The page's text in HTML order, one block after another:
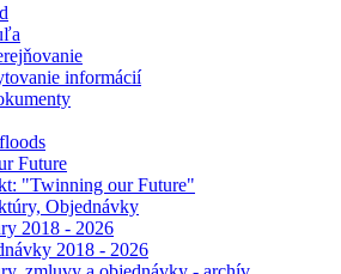
informácií
Future
"Twinning our Future"
Objednávky
2018 - 2026
2018 - 2026